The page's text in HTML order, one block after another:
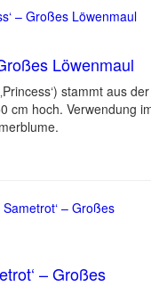
Löwenmaul
stammt aus der
cm hoch. Verwendung
– Großes